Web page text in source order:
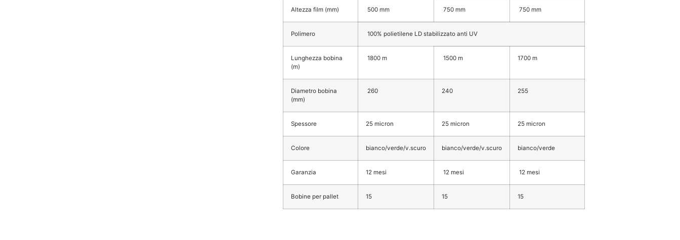
Altezza film (mm) 500 mm 750 mm 750 mm
Polimero 100% polietilene LD stabilizzato anti UV
Lunghezza bobina
(m)
1800 m 1500 m 1700 m
Diametro bobina
(mm)
260 240 255
Spessore 25 micron 25 micron 25 micron
Colore bianco/verde/v.scuro bianco/verde/v.scuro bianco/verde
Garanzia 12 mesi 12 mesi 12 mesi
Bobine per pallet 15 15 15